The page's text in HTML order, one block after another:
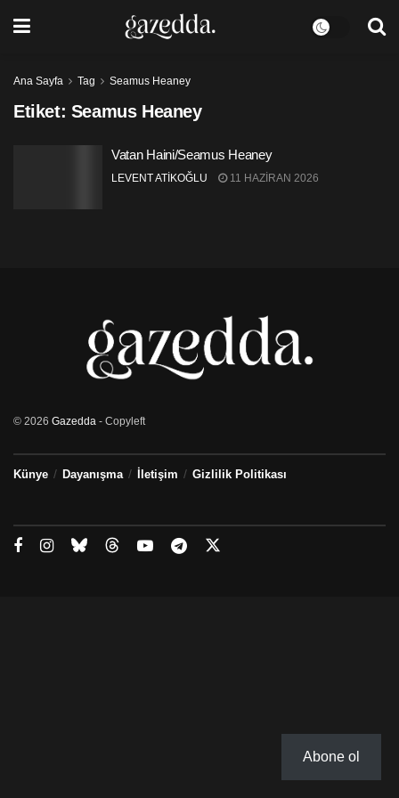
Ana Sayfa Tag Seamus Heaney
Etiket: Seamus Heaney
Vatan Haini/Seamus Heaney
LEVENT ATİKOĞLU 11 HAZIRAN 2026
© 2026 Gazedda - Copyleft
Künye Dayanışma İletişim Gizlilik Politikası
Abone ol